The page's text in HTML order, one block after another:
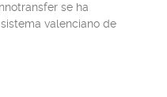
se ha
valenciano de